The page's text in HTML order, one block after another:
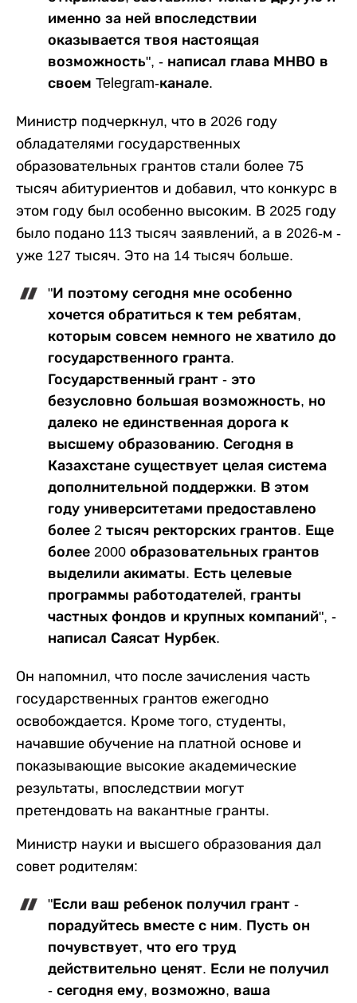
именно за ней впоследствии
оказывается твоя настоящая
возможность", - написал глава МНВО в
своем Telegram-канале.
Министр подчеркнул, что в 2026 году
обладателями государственных
образовательных грантов стали более 75
тысяч абитуриентов и добавил, что конкурс в
этом году был особенно высоким. В 2025 году
было подано 113 тысяч заявлений, а в 2026-м -
уже 127 тысяч. Это на 14 тысяч больше.
"И поэтому сегодня мне особенно
хочется обратиться к тем ребятам,
которым совсем немного не хватило до
государственного гранта.
Государственный грант - это
безусловно большая возможность, но
далеко не единственная дорога к
высшему образованию. Сегодня в
Казахстане существует целая система
дополнительной поддержки. В этом
году университетами предоставлено
более 2 тысяч ректорских грантов. Еще
более 2000 образовательных грантов
выделили акиматы. Есть целевые
программы работодателей, гранты
частных фондов и крупных компаний", -
написал Саясат Нурбек.
Он напомнил, что после зачисления часть
государственных грантов ежегодно
освобождается. Кроме того, студенты,
начавшие обучение на платной основе и
показывающие высокие академические
результаты, впоследствии могут
претендовать на вакантные гранты.
Министр науки и высшего образования дал
совет родителям:
"Если ваш ребенок получил грант -
порадуйтесь вместе с ним. Пусть он
почувствует, что его труд
действительно ценят. Если не получил
- сегодня ему, возможно, ваша